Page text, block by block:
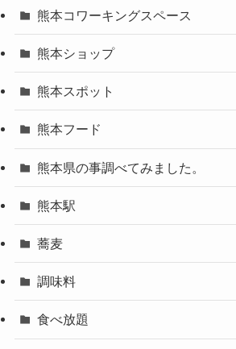
熊本コワーキングスペース
熊本ショップ
熊本スポット
熊本フード
熊本県の事調べてみました。
熊本駅
蕎麦
調味料
食べ放題